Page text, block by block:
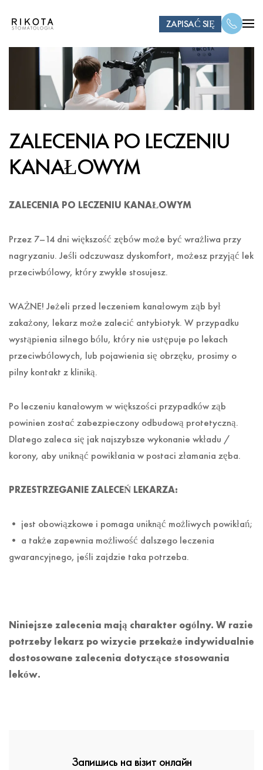
ZAPISAĆ SIĘ
ZALECENIA PO LECZENIU
KANAŁOWYM
ZALECENIA PO LECZENIU KANAŁOWYM
Przez 7–14 dni większość zębów może być wrażliwa przy
nagryzaniu. Jeśli odczuwasz dyskomfort, możesz przyjąć lek
przeciwbólowy, który zwykle stosujesz.
WAŻNE! Jeżeli przed leczeniem kanałowym ząb był
zakażony, lekarz może zalecić antybiotyk. W przypadku
wystąpienia silnego bólu, który nie ustępuje po lekach
przeciwbólowych, lub pojawienia się obrzęku, prosimy o
pilny kontakt z kliniką.
Po leczeniu kanałowym w większości przypadków ząb
powinien zostać zabezpieczony odbudową protetyczną.
Dlatego zaleca się jak najszybsze wykonanie wkładu /
korony, aby uniknąć powikłania w postaci złamania zęba.
PRZESTRZEGANIE ZALECEŃ LEKARZA:
• jest obowiązkowe i pomaga uniknąć możliwych powikłań;
• a także zapewnia możliwość dalszego leczenia
gwarancyjnego, jeśli zajdzie taka potrzeba.
Niniejsze zalecenia mają charakter ogólny. W razie
potrzeby lekarz po wizycie przekaże indywidualnie
dostosowane zalecenia dotyczące stosowania
leków.
Запишись на візит онлайн